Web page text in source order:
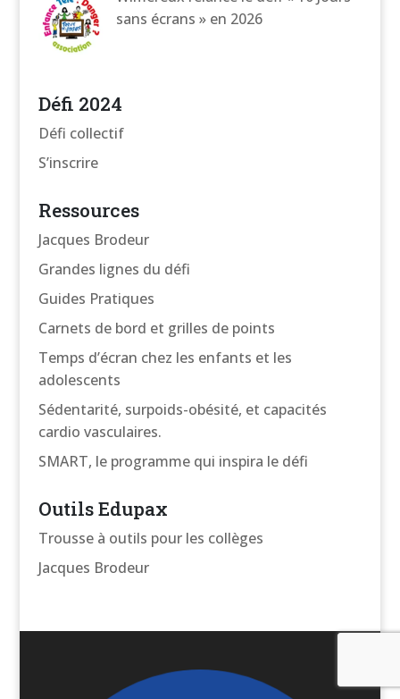
sans écrans » en 2026
Défi 2024
Défi collectif
S’inscrire
Ressources
Jacques Brodeur
Grandes lignes du défi
Guides Pratiques
Carnets de bord et grilles de points
Temps d’écran chez les enfants et les
adolescents
Sédentarité, surpoids-obésité, et capacités
cardio vasculaires.
SMART, le programme qui inspira le défi
Outils Edupax
Trousse à outils pour les collèges
Jacques Brodeur